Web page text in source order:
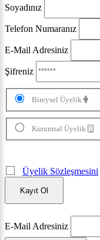
Soyadınız
Telefon Numaranız
E-Mail Adresiniz
Şifreniz
Bireysel Üyelik
Kurumsal Üyelik
Üyelik Sözleşmesini
Kayıt Ol
E-Mail Adresiniz